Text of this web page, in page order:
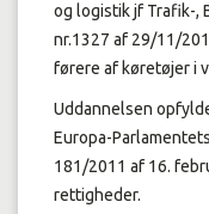
og logistik jf Trafik-,
nr.1327 af 29/11/
førere af køretøjer i
Uddannelsen
Europa-
181/2011 af 16.
rettigheder.